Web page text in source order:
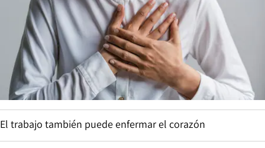
El trabajo también puede enfermar el corazón